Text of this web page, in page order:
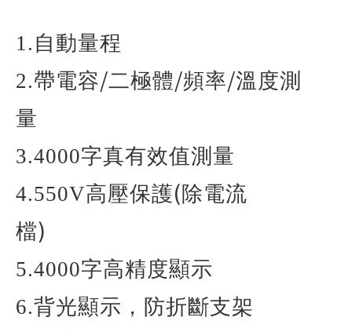
1. 自動量程
2.帶電容/二極體/頻率/溫度測
量
3.4000字真有效值測量
4.550V高壓保護(除電流
檔)
5.4000字高精度顯示
6.背光顯示，防折斷支架